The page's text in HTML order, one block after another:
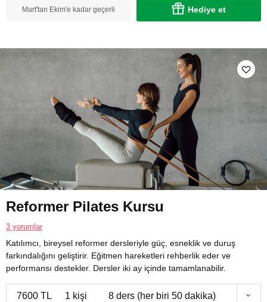
Mart'tan Ekim'e kadar geçerli Hediye et
Reformer Pilates Kursu
3 yorumlar
Katılımcı, bireysel reformer dersleriyle güç, esneklik ve duruş
farkındalığını geliştirir. Eğitmen hareketleri rehberlik eder ve
performansı destekler. Dersler iki ay içinde tamamlanabilir.
7600 TL 1 kişi 8 ders (her biri 50 dakika)